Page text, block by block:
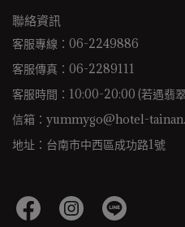
聯絡資訊
客服專線：06-2249886
客服傳真：06-2289111
客服時間：10:00-20:00 (若遇翡
信箱：yummygo@hotel-
地址：台南市中西區成功路1號